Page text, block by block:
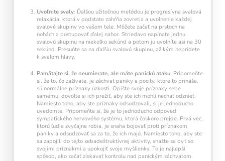
Uvoľnite svaly: Ďalšou užitočnou metódou je progresívna svalová
relaxácia, ktorá v podstate zahŕňa zovretia a uvoľnenie každej
svalové skupiny vo vašom tele. Môžete začať na prstoch na
nohách a postupovať ďalej nahor. Striedavo napínate jednu
svalovú skupinu na niekoľko sekúnd a potom ju uvoľníte asi na 30
sekúnd. Presuňte sa na ďalšiu svalovú skupinu, až kým neprídete
k svalom hlavy.
Pamätajte si, že neumierate, ale máte panickú ataku: Pripomeňte
si, že to, čo zažívate, je záchvat paniky a pocity, ktoré to prináša,
sú normálne príznaky úzkosti. Opíšte svoje príznaky sebe
samému, dovoľte si ich prežiť, aby ste ich mohli nechať odznieť.
Namiesto toho, aby ste príznaky odsudzovali, si je jednoducho
uvedomte. Pripomeňte si, že je to jednoducho odpoveď
sympatického nervového systému, ktorá čoskoro prejde. Prvá vec,
ktorú ľudia zvyčajne robia, je snaha bojovať proti príznakom
paniky a odsudzovať sa za to, že ich majú. Namiesto toho, aby ste
sa zapojili do tejto sebadeštruktívnej aktivity, snažte sa byť so
svojimi príznakmi a upokojiť svoje myšlienky. To je najlepší
spôsob, ako začať získavať kontrolu nad panickým záchvatom.